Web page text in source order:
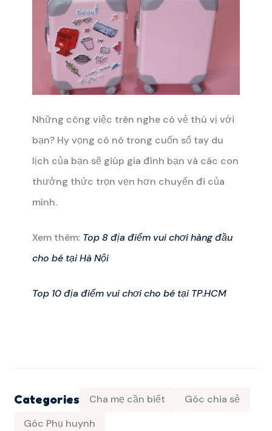
Những công việc trên nghe có vẻ thú vị với
bạn? Hy vọng có nó trong cuốn sổ tay du
lịch của bạn sẽ giúp gia đình bạn và các con
thưởng thức trọn vẹn hơn chuyến đi của
mình.
Xem thêm: Top 8 địa điểm vui chơi hàng đầu
cho bé tại Hà Nội
Top 10 địa điểm vui chơi cho bé tại TP.HCM
Categories Cha mẹ cần biết
Góc chia sẻ
Góc Phụ huynh